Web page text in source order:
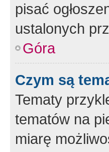
pisać
ustalonych
Góra
Czym są
Tematy
tematów na
miarę